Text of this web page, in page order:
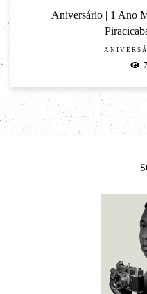
Aniversário | 1 Ano